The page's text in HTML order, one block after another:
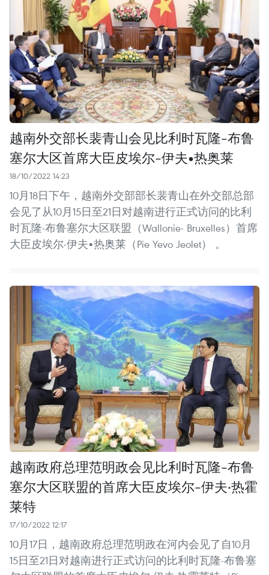
越南外交部长裴青山会见比利时瓦隆-布鲁
塞尔大区首席大臣皮埃尔-伊夫•热奥莱
18/10/2022 14:23
10月18日下午，越南外交部部长裴青山在外交部总部
会见了从10月15日至21日对越南进行正式访问的比利
时瓦隆-布鲁塞尔大区联盟（Wallonie- Bruxelles）首席
大臣皮埃尔-伊夫•热奥莱（Pie Yevo Jeolet） 。
越南政府总理范明政会见比利时瓦隆-布鲁
塞尔大区联盟的首席大臣皮埃尔-伊夫·热霍
莱特
17/10/2022 12:17
10月17日，越南政府总理范明政在河内会见了自10月
15日至21日对越南进行正式访问的比利时瓦隆-布鲁塞